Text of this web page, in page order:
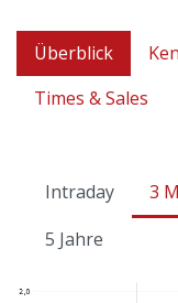
Überblick
Times & Sales
Intraday 3
5 Jahre